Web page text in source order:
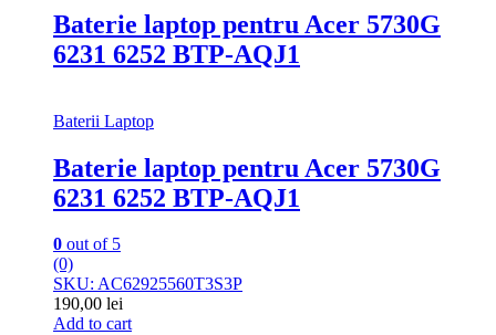
Baterie laptop pentru Acer 5730G
6231 6252 BTP-AQJ1
Baterii Laptop
Baterie laptop pentru Acer 5730G
6231 6252 BTP-AQJ1
0 out of 5
(0)
SKU: AC62925560T3S3P
190,00 lei
Add to cart